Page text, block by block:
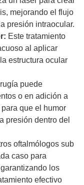
mejorando el flujo
presión intraocular.
: Este tratamiento
al aplicar
estructura ocular
puede
o en adición a
que el humor
presión dentro del
oftalmólogos sub
caso para
los
efectivo